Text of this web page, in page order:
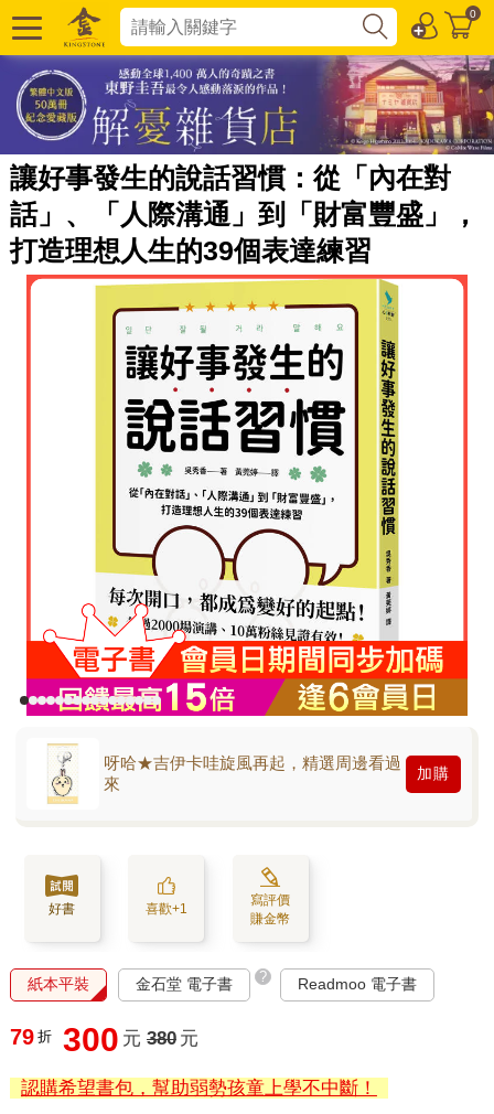
0
讓好事發生的說話習慣：從「內在對
話」、「人際溝通」到「財富豐盛」，
打造理想人生的39個表達練習
呀哈★吉伊卡哇旋風再起，精選周邊看過
來
加購
好書 喜歡+1
寫評價
賺金幣
紙本平裝 金石堂 電子書 ? Readmoo 電子書
79 折 300 元 380 元
認購希望書包，幫助弱勢孩童上學不中斷！